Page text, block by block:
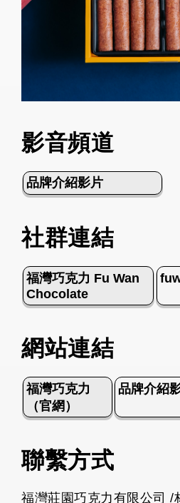
影音頻道
品牌介紹影片
社群連結
福灣巧克力 Fu Wan
Chocolate
網站連結
福灣巧克力
（官網）
品牌介紹
聯繫方式
福灣莊園巧克力有限公司 /